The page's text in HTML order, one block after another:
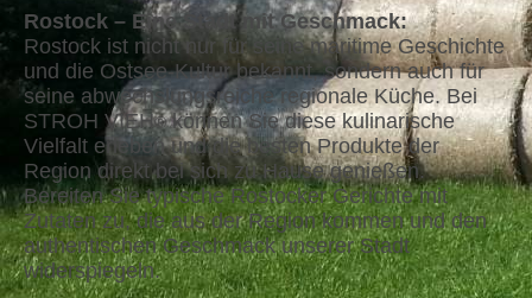
Rostock – Eine Stadt mit Geschmack:
Rostock ist nicht nur für seine maritime Geschichte
und die Ostsee-Kultur bekannt, sondern auch für
seine abwechslungsreiche regionale Küche. Bei
STROH VIEH®können Sie diese kulinarische
Vielfalt erleben und die besten Produkte der
Region direkt bei sich zu Hause genießen.
Bereiten Sie typische Rostocker Gerichte mit
Zutaten zu, die aus der Region kommen und den
authentischen Geschmack unserer Stadt
widerspiegeln.